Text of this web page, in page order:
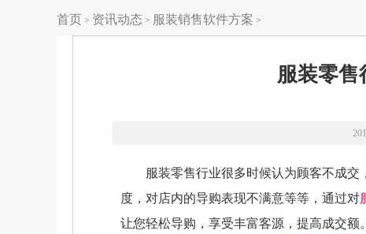
首页 > 资讯动态 > 服装销售软件方案 >
服装零售
服装零售行业很多时候认为顾客不成交
度，对店内的导购表现不满意等等，通过对
让您轻松导购，享受丰富客源，提高成交额。